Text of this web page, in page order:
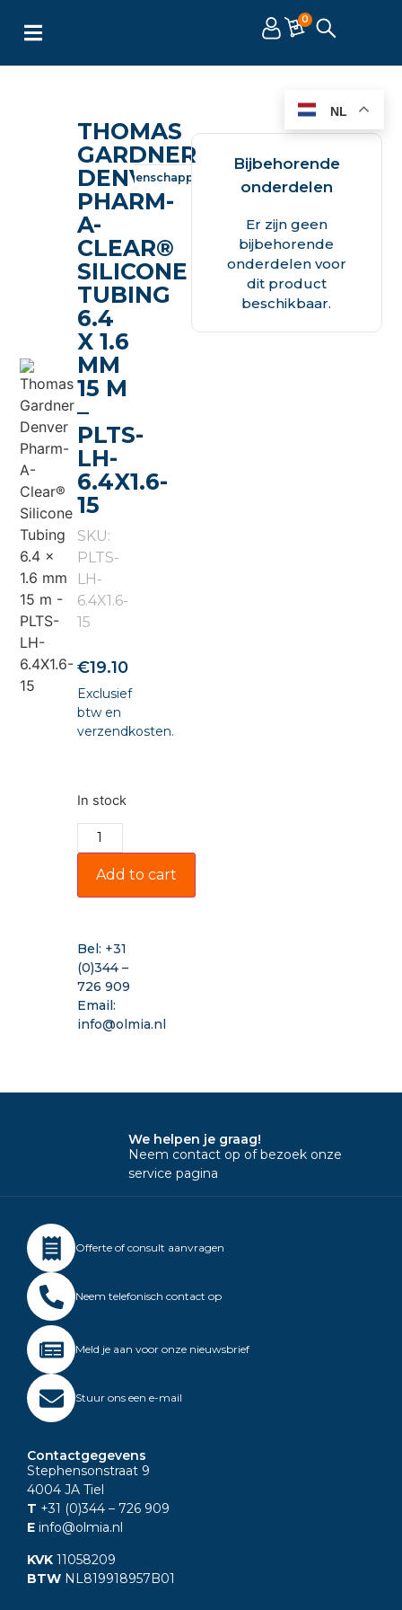
0
THOMAS
GARDNER
DENVER
PHARM-
A-
CLEAR®
SILICONE
TUBING
6.4
X 1.6
MM
15 M
–
PLTS-
LH-
6.4X1.6-
15
SKU:
PLTS-
LH-
6.4X1.6-
15
€19.10
Exclusief
btw en
verzendkosten.
In stock
Add to cart
Bel: +31
(0)344 –
726 909
Email:
info@olmia.nl
Omschrijving Eigenschappen
Bijbehorende
onderdelen
Er zijn geen
bijbehorende
onderdelen voor
dit product
beschikbaar.
We helpen je graag!
Neem contact op of bezoek onze
service pagina
Offerte of consult aanvragen
Neem telefonisch contact op
Meld je aan voor onze nieuwsbrief
Stuur ons een e-mail
Contactgegevens
Stephensonstraat 9
4004 JA Tiel
T +31 (0)344 – 726 909
E info@olmia.nl
KVK 11058209
BTW NL819918957B01
NL